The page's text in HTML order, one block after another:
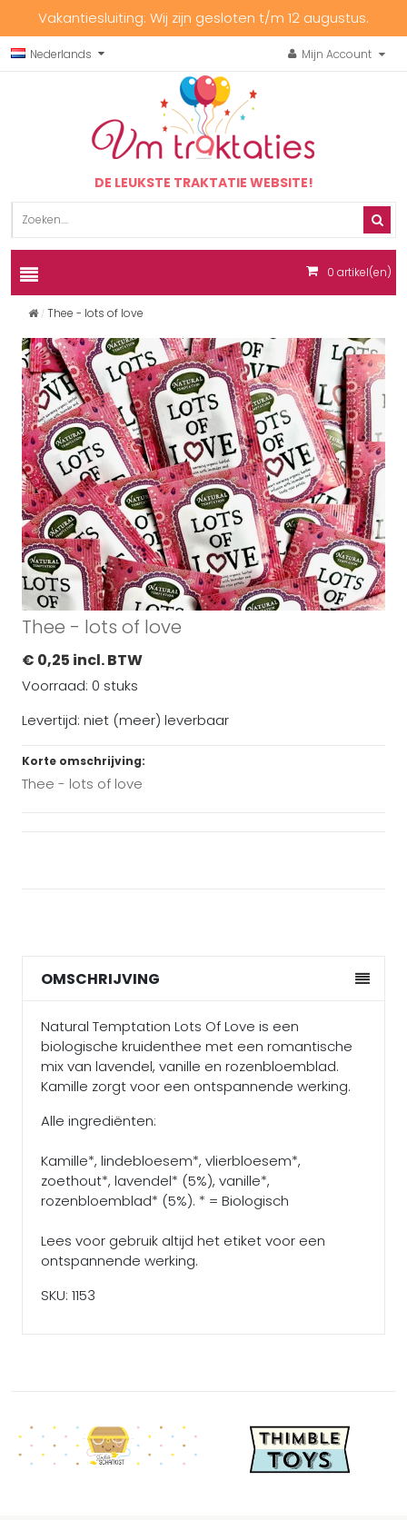
Vakantiesluiting: Wij zijn gesloten t/m 12 augustus.
Nederlands Mijn Account
DE LEUKSTE TRAKTATIE WEBSITE!
0 artikel(en)
Thee - lots of love
Thee - lots of love
€ 0,25 incl. BTW
Voorraad: 0 stuks
Levertijd: niet (meer) leverbaar
Korte omschrijving:
Thee - lots of love
OMSCHRIJVING
Natural Temptation Lots Of Love is een
biologische kruidenthee met een romantische
mix van lavendel, vanille en rozenbloemblad.
Kamille zorgt voor een ontspannende werking.
Alle ingrediënten:
Kamille*, lindebloesem*, vlierbloesem*,
zoethout*, lavendel* (5%), vanille*,
rozenbloemblad* (5%). * = Biologisch
Lees voor gebruik altijd het etiket voor een
ontspannende werking.
SKU: 1153